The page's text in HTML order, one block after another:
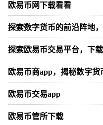
欧易币网下载看看
探索数字货币的前沿阵地
探索欧易币交易平台，下
欧易币商app，揭秘数字
欧易币交易app
欧易币管所下载